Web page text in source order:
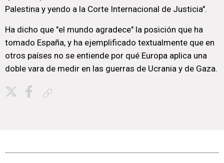
Palestina y yendo a la Corte Internacional de Justicia".
Ha dicho que "el mundo agradece" la posición que ha
tomado España, y ha ejemplificado textualmente que en
otros países no se entiende por qué Europa aplica una
doble vara de medir en las guerras de Ucrania y de Gaza.